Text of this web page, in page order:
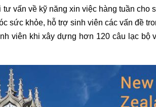
vấn về kỹ năng xin việc hàng tuần cho
sức khỏe, hỗ trợ sinh viên các vấn đề
viên khi xây dựng hơn 120 câu lạc bộ